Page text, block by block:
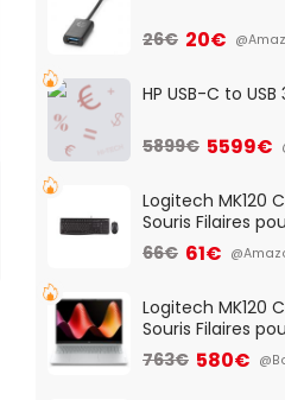
26€ 20€
HP USB-C to
5899€ 5599€
Logitech MK120
Souris Filaires
Optique Filaire,
And Play,
QWERTY UK -
66€ 61€
Logitech MK120
Souris Filaires
Optique Filaire,
And Play,
763€ 580€